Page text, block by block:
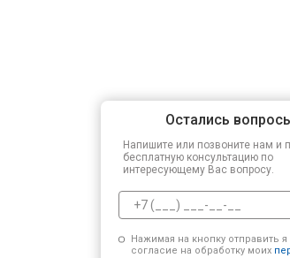
Остались
Напишите или позвоните нам и
бесплатную консультацию по
интересующему Вас вопросу.
Нажимая на кнопку отправить
согласие на обработку моих